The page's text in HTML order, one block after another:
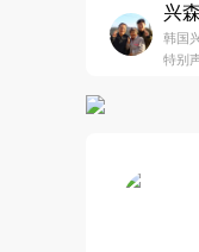
兴
韩国
特别